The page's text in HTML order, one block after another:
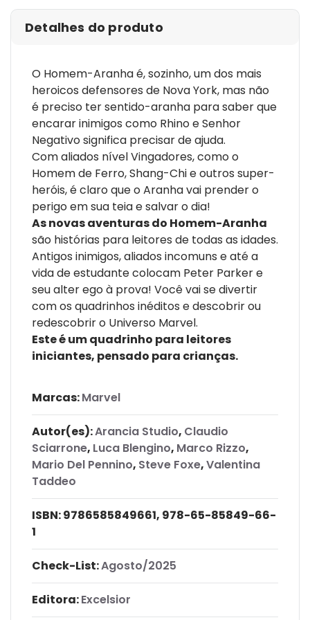
Detalhes do produto
O Homem-Aranha é, sozinho, um dos mais
heroicos defensores de Nova York, mas não
é preciso ter sentido-aranha para saber que
encarar inimigos como Rhino e Senhor
Negativo significa precisar de ajuda.
Com aliados nível Vingadores, como o
Homem de Ferro, Shang-Chi e outros super-
heróis, é claro que o Aranha vai prender o
perigo em sua teia e salvar o dia!
As novas aventuras do Homem-Aranha
são histórias para leitores de todas as idades.
Antigos inimigos, aliados incomuns e até a
vida de estudante colocam Peter Parker e
seu alter ego à prova! Você vai se divertir
com os quadrinhos inéditos e descobrir ou
redescobrir o Universo Marvel.
Este é um quadrinho para leitores
iniciantes, pensado para crianças.
Marcas:Marvel
Autor(es):Arancia Studio, Claudio
Sciarrone, Luca Blengino, Marco Rizzo,
Mario Del Pennino, Steve Foxe,Valentina
Taddeo
ISBN:9786585849661, 978-65-85849-66-
1
Check-List:Agosto/2025
Editora:Excelsior